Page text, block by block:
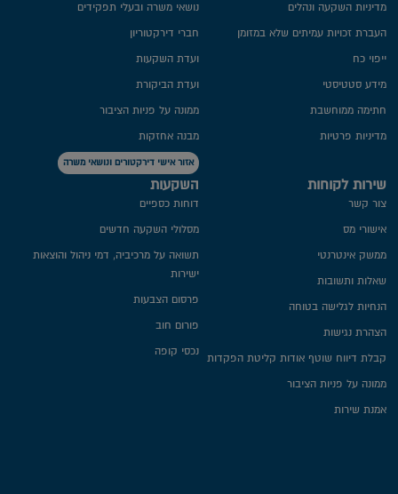
נושאי משרה ובעלי תפקידים
חברי דירקטוריון
ועדת השקעות
ועדת הביקורת
ממונה על פניות הציבור
מבנה אחזקות
אזור אישי דירקטורים ונושאי משרה
מדיניות השקעה ונהלים
העברת זכויות עמיתים שלא במזומן
ייפוי כח
מידע סטטיסטי
חתימה ממוחשבת
מדיניות פרטיות​
השקעות
דוחות כספיים
מסלולי השקעה חדשים
תשואה על מרכיביה, דמי ניהול והוצאות
ישירות
פרסום הצבעות
פורום חוב
נכסי קופה
שירות לקוחות
צור קשר
אישורי מס
ממשק אינטרנטי
שאלות ותשובות
הנחיות לגלישה בטוחה
הצהרת נגישות
קבלת דיווח שוטף אודות קליטת הפקדות
ממונה על פניות הציבור
אמנת שירות